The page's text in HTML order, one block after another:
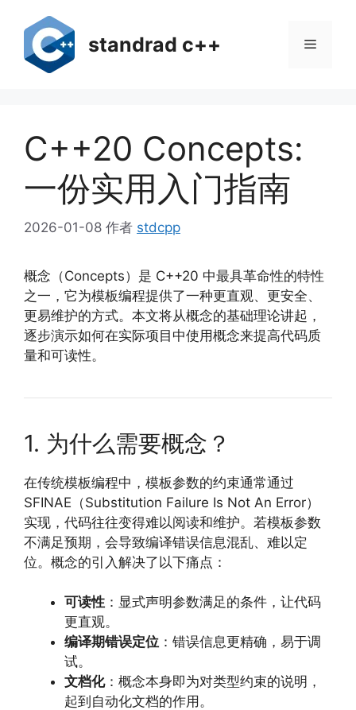
standrad c++ 菜
C++20 Concepts:
一份实用入门指南
2026-01-08 作者 stdcpp
概念（Concepts）是 C++20 中最具革命性的特性
之一，它为模板编程提供了一种更直观、更安全、
更易维护的方式。本文将从概念的基础理论讲起，
逐步演示如何在实际项目中使用概念来提高代码质
量和可读性。
1. 为什么需要概念？
在传统模板编程中，模板参数的约束通常通过
SFINAE（Substitution Failure Is Not An Error）
实现，代码往往变得难以阅读和维护。若模板参数
不满足预期，会导致编译错误信息混乱、难以定
位。概念的引入解决了以下痛点：
可读性 ：显式声明参数满足的条件，让代码
更直观。
编译期错误定位 ：错误信息更精确，易于调
试。
文档化：概念本身即为对类型约束的说明，
起到自动化文档的作用。